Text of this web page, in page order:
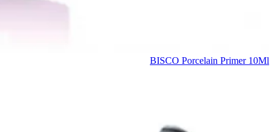
BISCO Porcelain Primer 10Ml